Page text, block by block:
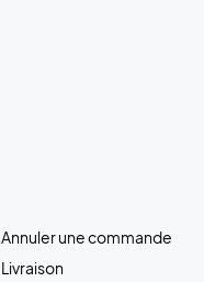
Annuler une commande
Livraison